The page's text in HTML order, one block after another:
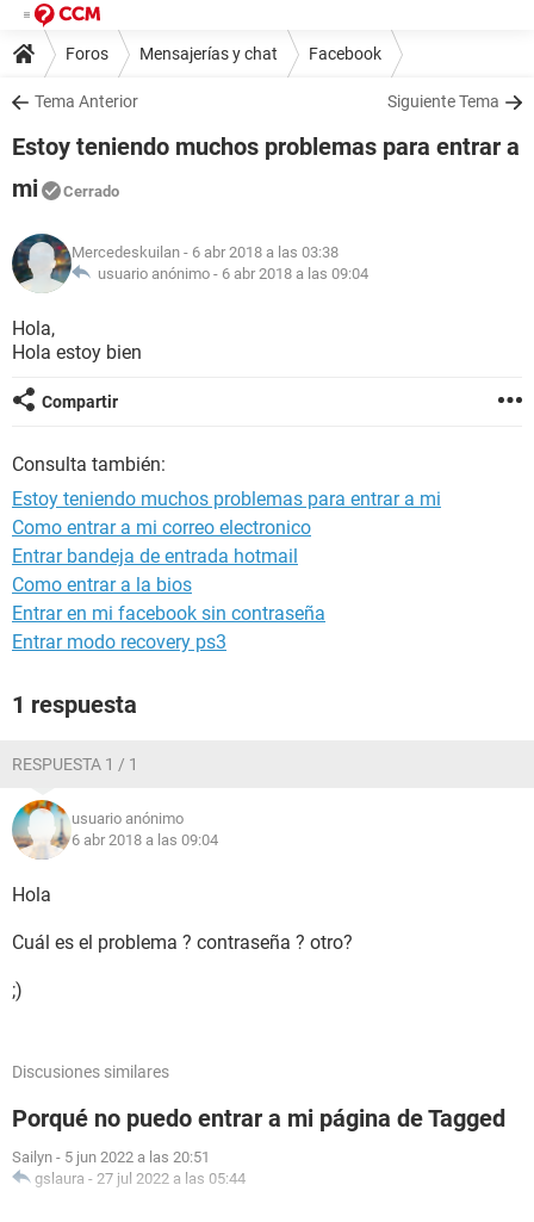
Foros Mensajerías y chat Facebook
Tema Anterior Siguiente Tema
Estoy teniendo muchos problemas para entrar a
mi
Cerrado
Mercedeskuilan - 6 abr 2018 a las 03:38
usuario anónimo - 6 abr 2018 a las 09:04
Hola,
Hola estoy bien
Compartir
Consulta también:
Estoy teniendo muchos problemas para entrar a mi
Como entrar a mi correo electronico
Entrar bandeja de entrada hotmail
Como entrar a la bios
Entrar en mi facebook sin contraseña
Entrar modo recovery ps3
1 respuesta
RESPUESTA 1 / 1
usuario anónimo
6 abr 2018 a las 09:04
Hola
Cuál es el problema ? contraseña ? otro?
;)
Discusiones similares
Porqué no puedo entrar a mi página de Tagged
Sailyn - 5 jun 2022 a las 20:51
gslaura - 27 jul 2022 a las 05:44